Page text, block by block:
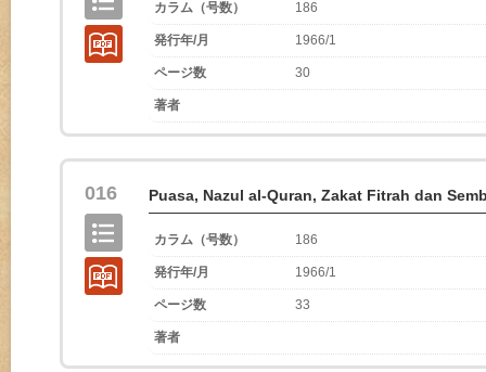
カラム（号数） 186
発行年/月 1966/1
ページ数 30
著者
016 Puasa, Nazul al-Quran, Zakat Fitrah dan
カラム（号数） 186
発行年/月 1966/1
ページ数 33
著者